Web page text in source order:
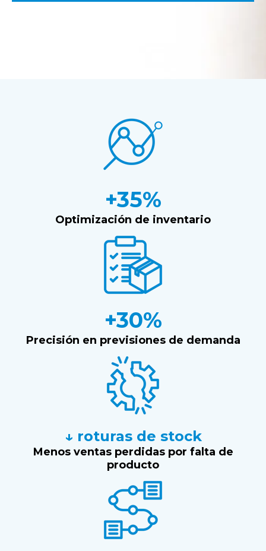
+35%
Optimización de inventario
+30%
Precisión en previsiones de demanda
↓ roturas de stock
Menos ventas perdidas por falta de
producto